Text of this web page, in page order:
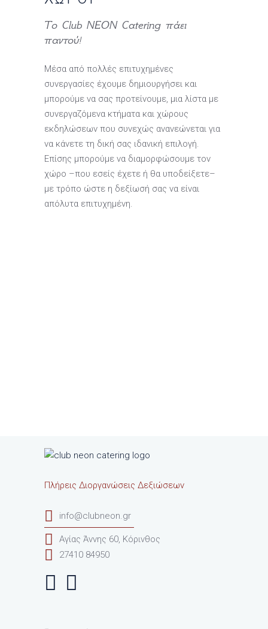
Το Club NEON Catering πάει
παντού!
Μέσα από πολλές επιτυχημένες
συνεργασίες έχουμε δημιουργήσει και
μπορούμε να σας προτείνουμε, μια λίστα με
συνεργαζόμενα κτήματα και χώρους
εκδηλώσεων που συνεχώς ανανεώνεται για
να κάνετε τη δική σας ιδανική επιλογή.
Επίσης μπορούμε να διαμορφώσουμε τον
χώρο –που εσείς έχετε ή θα υποδείξετε–
με τρόπο ώστε η δεξίωσή σας να είναι
απόλυτα επιτυχημένη.
Πλήρεις Διοργανώσεις Δεξιώσεων
info@clubneon.gr
Αγίας Άννης 60, Κόρινθος
27410 84950
Visit Social Icon